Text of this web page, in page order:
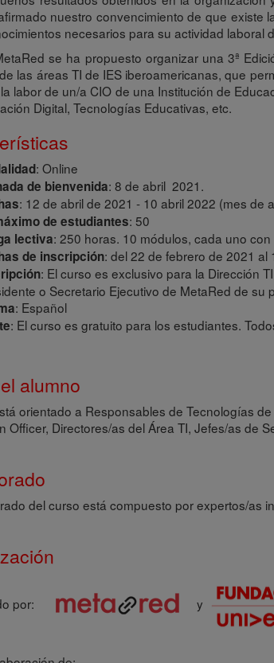
nuestro convencimiento de que existe
necesarios para su actividad laboral
se ha propuesto organizar una 3ª
las áreas TI de IES iberoamericanas, que
labor de un/a CIO de una Institución de
Digital, Tecnologías Educativas, etc.
: Online
de bienvenida: 8 de abril 2021.
: 12 de abril de 2021 - 10 abril 2022 (mes
de estudiantes: 50
lectiva: 250 horas. 10 módulos, cada uno
de inscripción: del 22 de febrero de 2021 al
: El curso es exclusivo para la Dirección
o Secretario Ejecutivo de MetaRed de su
: Español
: El curso es gratuito para los estudiantes.
alumno
orientado a Responsables de Tecnologías
Officer, Directores/as del Área TI, Jefes/as de
del curso está compuesto por expertos/as
por: y